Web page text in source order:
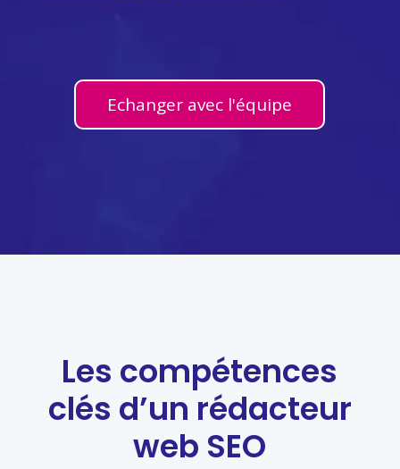
Echanger avec l'équipe
Les compétences
clés d’un rédacteur
web SEO